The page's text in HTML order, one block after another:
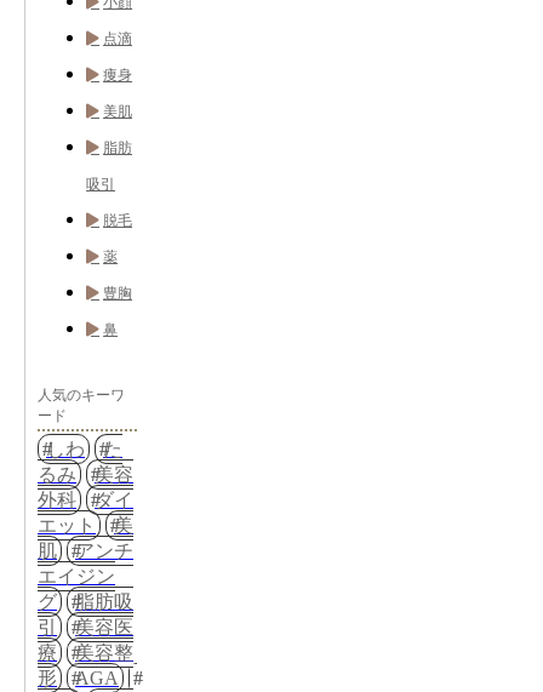
点滴
痩身
美肌
脂肪
吸引
脱毛
薬
豊胸
鼻
人気のキーワ
ード
しわ
た
るみ
美容
外科
ダイ
エット
美
肌
アンチ
エイジン
グ
脂肪吸
引
美容医
療
美容整
形
AGA